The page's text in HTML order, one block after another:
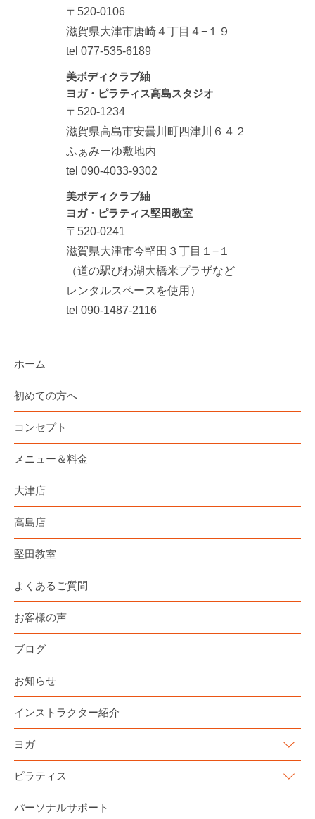
〒520-0106
滋賀県大津市唐崎４丁目４−１９
tel 077-535-6189
美ボディクラブ紬
ヨガ・ピラティス高島スタジオ
〒520-1234
滋賀県高島市安曇川町四津川６４２
ふぁみーゆ敷地内
tel 090-4033-9302
美ボディクラブ紬
ヨガ・ピラティス堅田教室
〒520-0241
滋賀県大津市今堅田３丁目１−１
（道の駅びわ湖大橋米プラザなど
レンタルスペースを使用）
tel 090-1487-2116
ホーム
初めての方へ
コンセプト
メニュー＆料金
大津店
高島店
堅田教室
よくあるご質問
お客様の声
ブログ
お知らせ
インストラクター紹介
ヨガ
ピラティス
パーソナルサポート